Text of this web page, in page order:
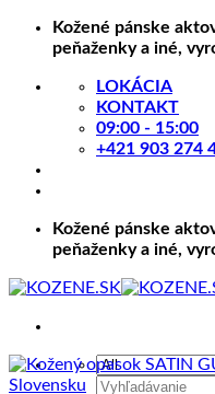
Skip
Kožené pánske
peňaženky a iné,
LOKÁCIA
KONTAKT
09:00 - 15:00
+421 903 274
Kožené pánske
peňaženky a iné,
Hľadať: